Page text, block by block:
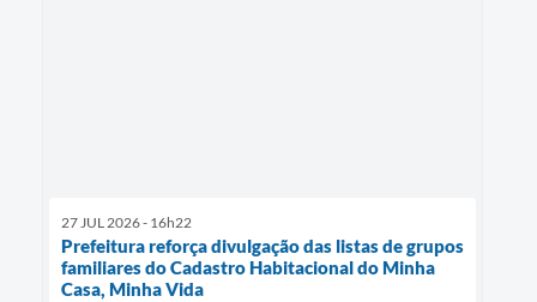
27 JUL 2026 - 16h22
Prefeitura reforça divulgação das listas de grupos
familiares do Cadastro Habitacional do Minha
Casa, Minha Vida